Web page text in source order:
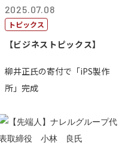
2025.07.08
トピックス
【ビジネストピックス】
柳井正氏の寄付で「iPS製作
所」完成